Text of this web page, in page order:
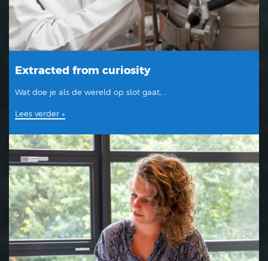
Extracted from curiosity
Wat doe je als de wereld op slot gaat,...
Lees verder »